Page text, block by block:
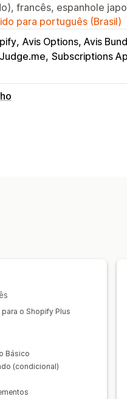
francês, espanhole
para português (Brasil)
Avis Options, Avis
Judge.me Subscriptions
comprados
Descontos em
Embalagem de presente
Recomendações de
comprados juntos
do funil
o Shopify Plus
Básico
(condicional)